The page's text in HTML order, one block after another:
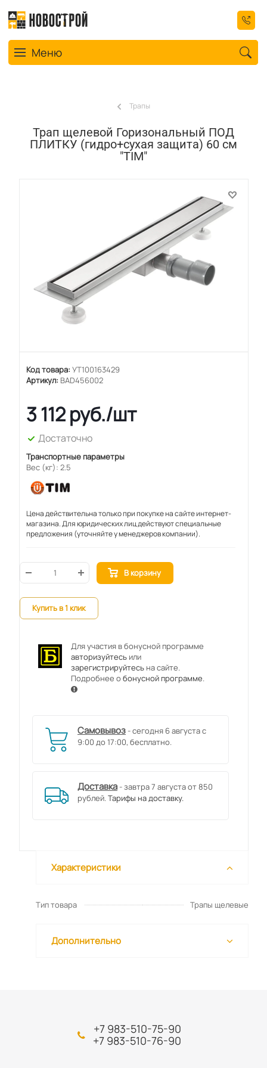
Toggle navigation
Меню
Трапы
Трап щелевой Горизональный ПОД
ПЛИТКУ (гидро+сухая защита) 60 см
"TIM"
Код товара: УТ100163429
Артикул: BAD456002
3 112руб./шт
Достаточно
Транспортные параметры
Вес (кг): 2.5
Цена действительна только при покупке на сайте интернет-
магазина. Для юридических лиц действуют специальные
предложения (уточняйте у менеджеров компании).
В корзину
Купить в 1 клик
Для участия в бонусной программе
авторизуйтесьили
зарегистрируйтесьна сайте.
Подробнее обонусной программе.
Самовывоз - сегодня 6 августа с
9:00 до 17:00, бесплатно.
Доставка - завтра 7 августа от 850
рублей.Тарифы на доставку.
Характеристики
Тип товара Трапы щелевые
Дополнительно
+7 983-510-75-90
+7 983-510-76-90